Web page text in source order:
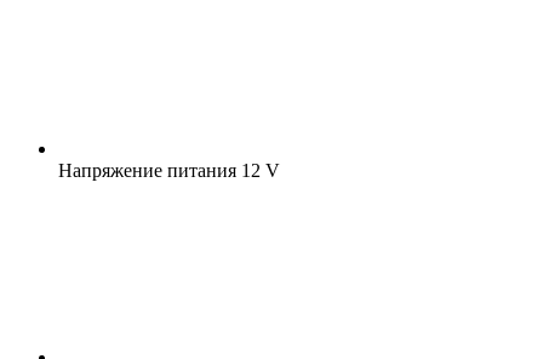
Напряжение питания 12 V